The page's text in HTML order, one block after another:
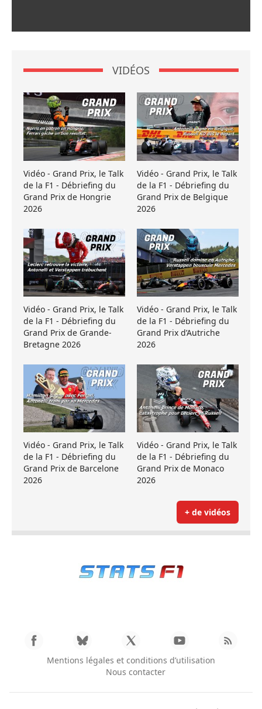
VIDÉOS
Vidéo - Grand Prix, le Talk
de la F1 - Débriefing du
Grand Prix de Hongrie
2026
Vidéo - Grand Prix, le Talk
de la F1 - Débriefing du
Grand Prix de Belgique
2026
Vidéo - Grand Prix, le Talk
de la F1 - Débriefing du
Grand Prix de Grande-
Bretagne 2026
Vidéo - Grand Prix, le Talk
de la F1 - Débriefing du
Grand Prix d’Autriche
2026
Vidéo - Grand Prix, le Talk
de la F1 - Débriefing du
Grand Prix de Barcelone
2026
Vidéo - Grand Prix, le Talk
de la F1 - Débriefing du
Grand Prix de Monaco
2026
+ de vidéos
Mentions légales et conditions d’utilisation
Nous contacter